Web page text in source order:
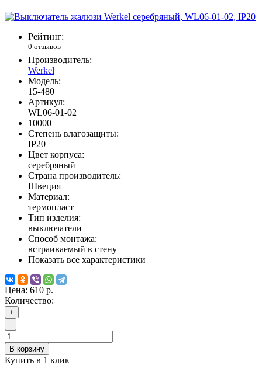
Рейтинг:
0 отзывов
Производитель:
Werkel
Модель:
15-480
Артикул:
WL06-01-02
10000
Степень влагозащиты:
IP20
Цвет корпуса:
серебряный
Страна производитель:
Швеция
Материал:
термопласт
Тип изделия:
выключатели
Способ монтажа:
встраиваемый в стену
Показать все характеристики
Цена: 610 р.
Количество:
+
-
В корзину
Купить в 1 клик